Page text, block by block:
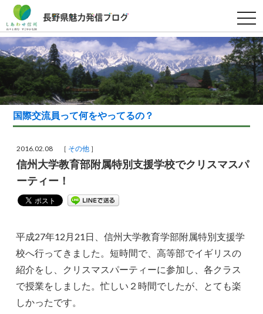
t
o
g
g
l
e
n
a
v
g
i
国際交流員って何をやってるの？
2016.02.08 ［ その他 ］
信州大学教育部附属特別支援学校でクリスマスパ
ーティー！
平成27年12月21日、信州大学教育学部附属特別支援学
校へ行ってきました。短時間で、高等部でイギリスの
紹介をし、クリスマスパーティーに参加し、各クラス
で授業をしました。忙しい２時間でしたが、とても楽
しかったです。